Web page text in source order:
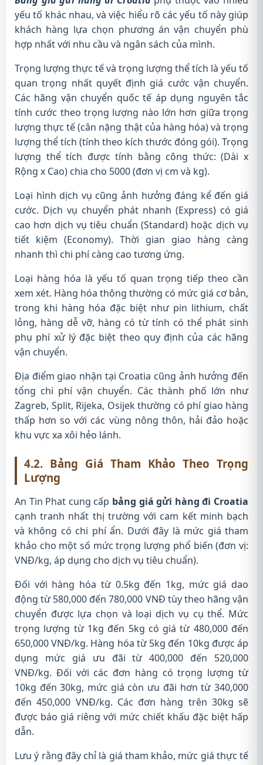
yếu tố khác nhau, và việc hiểu rõ các yếu tố này giúp
khách hàng lựa chọn phương án vận chuyển phù
hợp nhất với nhu cầu và ngân sách của mình.
Trọng lượng thực tế và trọng lượng thể tích là yếu tố
quan trọng nhất quyết định giá cước vận chuyển.
Các hãng vận chuyển quốc tế áp dụng nguyên tắc
tính cước theo trọng lượng nào lớn hơn giữa trọng
lượng thực tế (cân nặng thật của hàng hóa) và trọng
lượng thể tích (tính theo kích thước đóng gói). Trọng
lượng thể tích được tính bằng công thức: (Dài x
Rộng x Cao) chia cho 5000 (đơn vị cm và kg).
Loại hình dịch vụ cũng ảnh hưởng đáng kể đến giá
cước. Dịch vụ chuyển phát nhanh (Express) có giá
cao hơn dịch vụ tiêu chuẩn (Standard) hoặc dịch vụ
tiết kiệm (Economy). Thời gian giao hàng càng
nhanh thì chi phí càng cao tương ứng.
Loại hàng hóa là yếu tố quan trọng tiếp theo cần
xem xét. Hàng hóa thông thường có mức giá cơ bản,
trong khi hàng hóa đặc biệt như pin lithium, chất
lỏng, hàng dễ vỡ, hàng có từ tính có thể phát sinh
phụ phí xử lý đặc biệt theo quy định của các hãng
vận chuyển.
Địa điểm giao nhận tại Croatia cũng ảnh hưởng đến
tổng chi phí vận chuyển. Các thành phố lớn như
Zagreb, Split, Rijeka, Osijek thường có phí giao hàng
thấp hơn so với các vùng nông thôn, hải đảo hoặc
khu vực xa xôi hẻo lánh.
4.2. Bảng Giá Tham Khảo Theo Trọng
Lượng
An Tin Phat cung cấp bảng giá gửi hàng đi Croatia
cạnh tranh nhất thị trường với cam kết minh bạch
và không có chi phí ẩn. Dưới đây là mức giá tham
khảo cho một số mức trọng lượng phổ biến (đơn vị:
VNĐ/kg, áp dụng cho dịch vụ tiêu chuẩn).
Đối với hàng hóa từ 0.5kg đến 1kg, mức giá dao
động từ 580,000 đến 780,000 VNĐ tùy theo hãng vận
chuyển được lựa chọn và loại dịch vụ cụ thể. Mức
trọng lượng từ 1kg đến 5kg có giá từ 480,000 đến
650,000 VNĐ/kg. Hàng hóa từ 5kg đến 10kg được áp
dụng mức giá ưu đãi từ 400,000 đến 520,000
VNĐ/kg. Đối với các đơn hàng có trọng lượng từ
10kg đến 30kg, mức giá còn ưu đãi hơn từ 340,000
đến 450,000 VNĐ/kg. Các đơn hàng trên 30kg sẽ
được báo giá riêng với mức chiết khấu đặc biệt hấp
dẫn.
Lưu ý rằng đây chỉ là giá tham khảo, mức giá thực tế